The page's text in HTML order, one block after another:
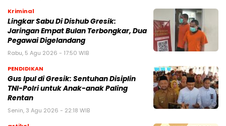
Kriminal
Lingkar Sabu Di Dishub Gresik:
Jaringan Empat Bulan Terbongkar, Dua
Pegawai Digelandang
Rabu, 5 Agu 2026 - 17:50 WIB
PENDIDIKAN
Gus Ipul di Gresik: Sentuhan Disiplin
TNI-Polri untuk Anak-anak Paling
Rentan
Senin, 3 Agu 2026 - 22:18 WIB